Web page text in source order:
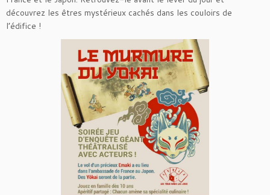
découvrez les êtres mystérieux cachés dans les couloirs de
l’édifice !